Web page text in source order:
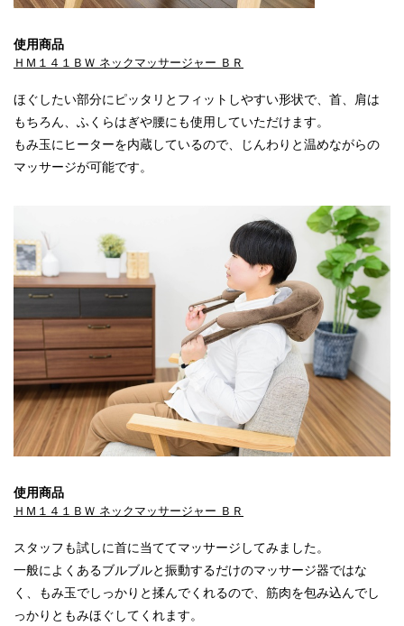
使用商品
ＨＭ１４１ＢＷ ネックマッサージャー ＢＲ
ほぐしたい部分にピッタリとフィットしやすい形状で、首、肩は
もちろん、ふくらはぎや腰にも使用していただけます。
もみ玉にヒーターを内蔵しているので、じんわりと温めながらの
マッサージが可能です。
使用商品
ＨＭ１４１ＢＷ ネックマッサージャー ＢＲ
スタッフも試しに首に当ててマッサージしてみました。
一般によくあるブルブルと振動するだけのマッサージ器ではな
く、もみ玉でしっかりと揉んでくれるので、筋肉を包み込んでし
っかりともみほぐしてくれます。